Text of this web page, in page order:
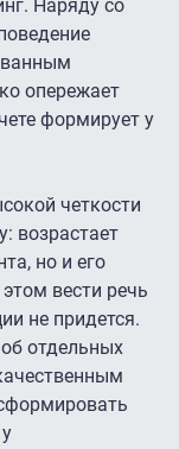
Наряду со
опережает
формирует у
четкости
возрастает
но и его
вести речь
не придется.
отдельных